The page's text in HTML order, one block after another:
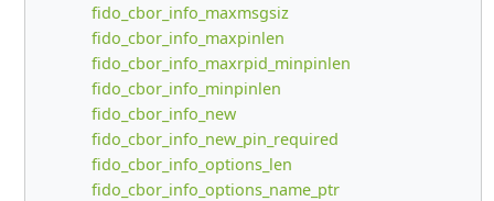
fido_cbor_info_maxmsgsiz
fido_cbor_info_maxpinlen
fido_cbor_info_maxrpid_minpinlen
fido_cbor_info_minpinlen
fido_cbor_info_new
fido_cbor_info_new_pin_required
fido_cbor_info_options_len
fido_cbor_info_options_name_ptr